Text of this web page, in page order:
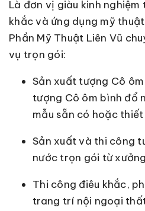
Là đơn vị giàu kinh nghiệm
khắc và ứng dụng mỹ
Phần Mỹ Thuật Liên Vũ
vụ trọn gói:
Sản xuất tượng Cô
tượng Cô ôm bình đổ
mẫu sẵn có hoặc
Sản xuất và thi công
nước trọn gói từ
Thi công điêu khắc,
trang trí nội ngoại